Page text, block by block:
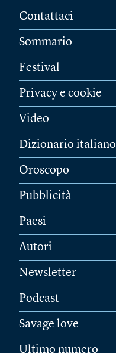
Contattaci
Sommario
Festival
Privacy e cookie
Video
Dizionario italiano
Oroscopo
Pubblicità
Paesi
Autori
Newsletter
Podcast
Savage love
Ultimo numero